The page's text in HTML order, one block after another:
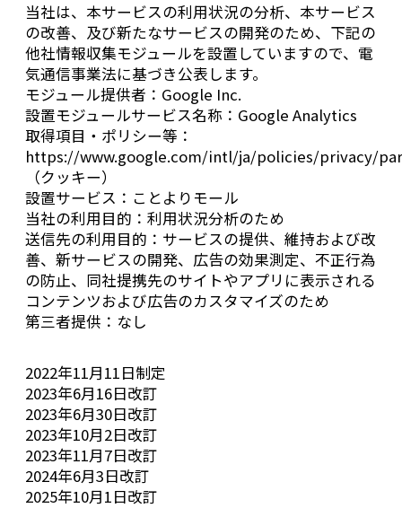
当社は、本サービスの利用状況の分析、本サービス
の改善、及び新たなサービスの開発のため、下記の
他社情報収集モジュールを設置していますので、電
気通信事業法に基づき公表します。
モジュール提供者：Google Inc.
設置モジュールサービス名称：Google Analytics
取得項目・ポリシー等：
https://www.google.com/intl/ja/policies/privacy/
（クッキー）
設置サービス：ことよりモール
当社の利用目的：利用状況分析のため
送信先の利用目的：サービスの提供、維持および改
善、新サービスの開発、広告の効果測定、不正行為
の防止、同社提携先のサイトやアプリに表示される
コンテンツおよび広告のカスタマイズのため
第三者提供：なし
2022年11月11日制定
2023年6月16日改訂
2023年6月30日改訂
2023年10月2日改訂
2023年11月7日改訂
2024年6月3日改訂
2025年10月1日改訂